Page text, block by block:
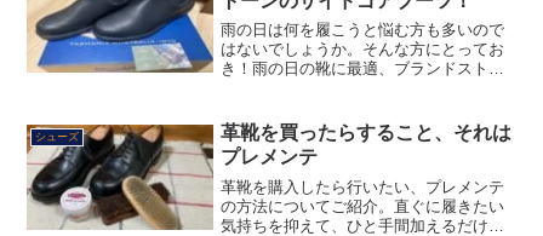
雨の日は何を履こうと悩む方も多いので
はないでしょうか。そんな方にとってお
き！雨の日の靴に最適、ブランドストー
シューズ
革靴を買ったらすること、それは
プレメンテ
革靴を購入したら行いたい、プレメンテ
の方法についてご紹介。直ぐに履きたい
気持ちを抑えて、ひと手間加えるだけ